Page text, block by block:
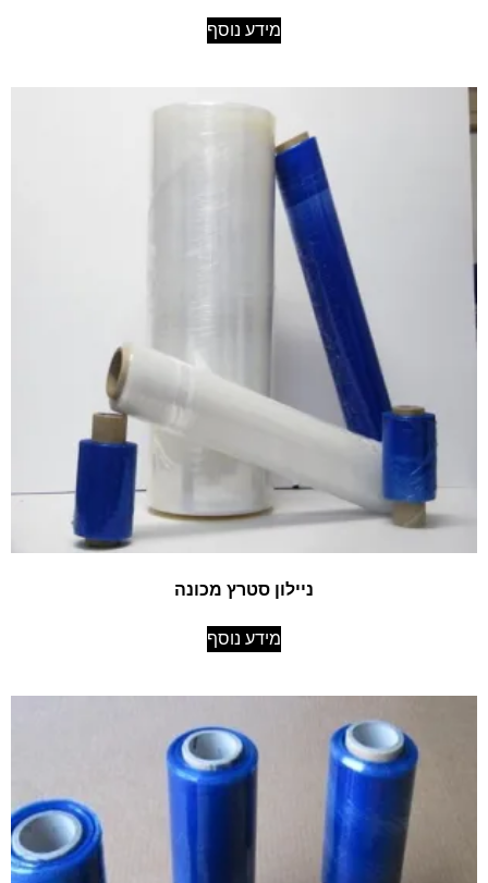
מידע נוסף
ניילון סטרץ מכונה
מידע נוסף